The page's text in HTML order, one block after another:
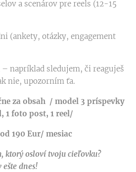
a scenárov pre reels (12-15
(ankety, otázky, engagement
– napríklad sledujem, či reaguješ
nie, upozorním ťa.
za obsah / model 3 príspevky
1 foto post, 1 reel/
190 Eur/ mesiac
ktorý osloví tvoju cieľovku?
dnes!